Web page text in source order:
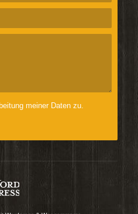
meiner Daten zu.